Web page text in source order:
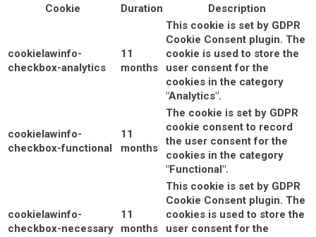
Cookie
Duration Description
cookielawinfo-
checkbox-analytics
11
months
This cookie is set by GDPR
Cookie Consent plugin. The
cookie is used to store the
user consent for the
cookies in the category
"Analytics".
cookielawinfo-
checkbox-functional
11
months
The cookie is set by GDPR
cookie consent to record
the user consent for the
cookies in the category
"Functional".
cookielawinfo-
checkbox-necessary
11
months
This cookie is set by GDPR
Cookie Consent plugin. The
cookies is used to store the
user consent for the